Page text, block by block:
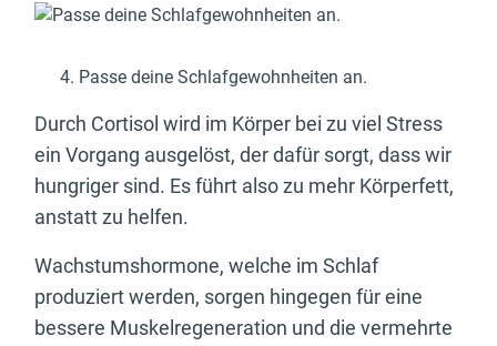
Passe deine Schlafgewohnheiten an.
Durch Cortisol wird im Körper bei zu viel Stress
ein Vorgang ausgelöst, der dafür sorgt, dass wir
hungriger sind. Es führt also zu mehr Körperfett,
anstatt zu helfen.
Wachstumshormone, welche im Schlaf
produziert werden, sorgen hingegen für eine
bessere Muskelregeneration und die vermehrte